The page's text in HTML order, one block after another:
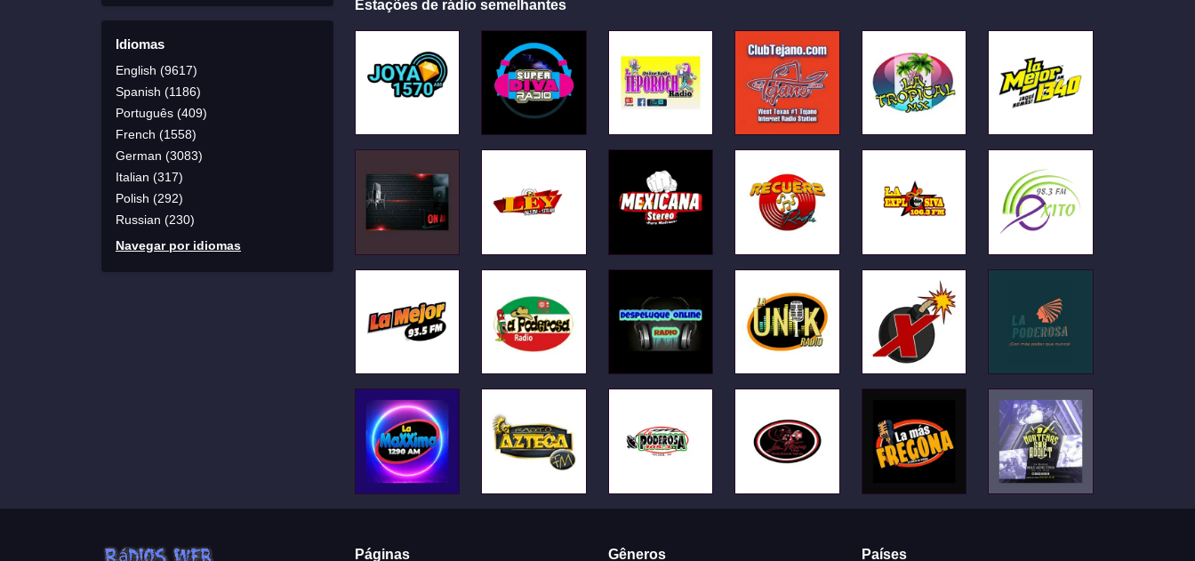
Idiomas
English (9617)
Spanish (1186)
Português (409)
French (1558)
German (3083)
Italian (317)
Polish (292)
Russian (230)
Navegar por idiomas
Estações de rádio semelhantes
Páginas Gêneros Países